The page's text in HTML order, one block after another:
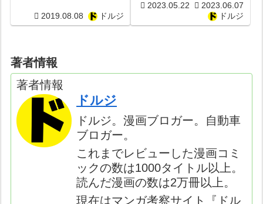
だった？カッパ族をビッグマム
が狙う？河童流の必殺技は相撲
2019.08.08 ドルジ
2023.05.22
2023.06.07
ドルジ
著者情報
著者情報
ドルジ
ドルジ。漫画ブロガー。自動車
ブロガー。
これまでレビューした漫画コミ
ックの数は1000タイトル以上。
読んだ漫画の数は2万冊以上。
現在はマンガ考察サイト『ドル